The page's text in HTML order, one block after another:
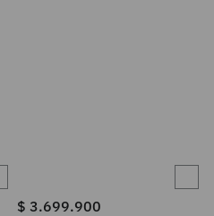
$ 3.699.900